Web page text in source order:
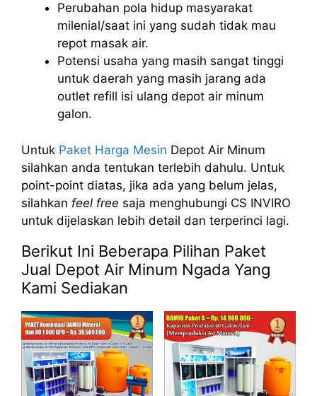
Perubahan pola hidup masyarakat
milenial/saat ini yang sudah tidak mau
repot masak air.
Potensi usaha yang masih sangat tinggi
untuk daerah yang masih jarang ada
outlet refill isi ulang depot air minum
galon.
Untuk Paket Harga Mesin Depot Air Minum
silahkan anda tentukan terlebih dahulu. Untuk
point-point diatas, jika ada yang belum jelas,
silahkan feel free saja menghubungi CS INVIRO
untuk dijelaskan lebih detail dan terperinci lagi.
Berikut Ini Beberapa Pilihan Paket
Jual Depot Air Minum Ngada Yang
Kami Sediakan